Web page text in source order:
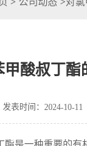
甲酸叔丁酯
发表时间：2024-10-11